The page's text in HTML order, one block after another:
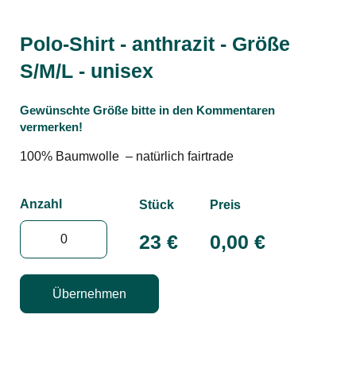
Polo-Shirt - anthrazit - Größe
S/M/L - unisex
Gewünschte Größe bitte in den Kommentaren
vermerken!
100% Baumwolle – natürlich fairtrade
Anzahl Stück
23 €
Preis
0,00 €
Übernehmen